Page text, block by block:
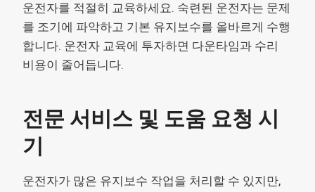
운전자를 적절히 교육하세요. 숙련된 운전자는 문제
를 조기에 파악하고 기본 유지보수를 올바르게 수행
합니다. 운전자 교육에 투자하면 다운타임과 수리
비용이 줄어듭니다.
전문 서비스 및 도움 요청 시
기
운전자가 많은 유지보수 작업을 처리할 수 있지만,